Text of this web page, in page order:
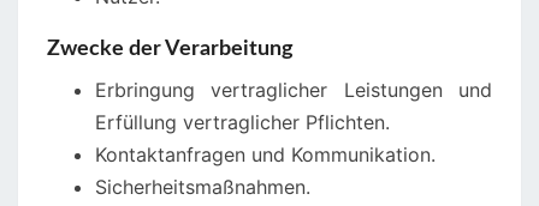
Zwecke der Verarbeitung
Erbringung vertraglicher Leistungen und
Erfüllung vertraglicher Pflichten.
Kontaktanfragen und Kommunikation.
Sicherheitsmaßnahmen.